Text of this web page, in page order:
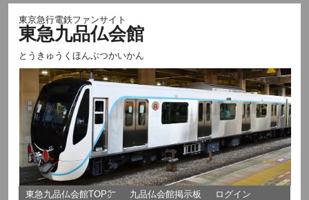
東京急行電鉄ファンサイト
東急九品仏会館
とうきゅうくほんぶつかいかん
東急九品仏会館TOP㌻ 九品仏会館掲示板 ログイン